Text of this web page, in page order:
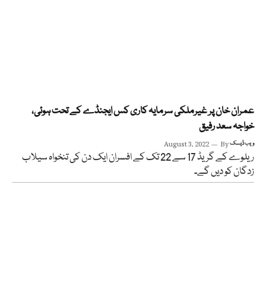
عمران خان پر غیرملکی سرمایہ کاری کس ایجنڈے کے تحت ہوئی،
خواجہ سعد رفیق
August 3, 2022 Byویب ڈیسک
ریلوے کے گریڈ 17 سے 22 تک کے افسران ایک دن کی تنخواہ سیلاب
زدگان کو دیں گے۔